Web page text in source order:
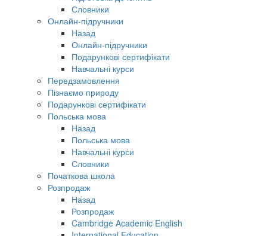
Словники
Онлайн-підручники
Назад
Онлайн-підручники
Подарункові сертифікати
Навчальні курси
Передзамовлення
Пізнаємо природу
Подарункові сертифікати
Польська мова
Назад
Польська мова
Навчальні курси
Словники
Початкова школа
Розпродаж
Назад
Розпродаж
Cambridge Academic English